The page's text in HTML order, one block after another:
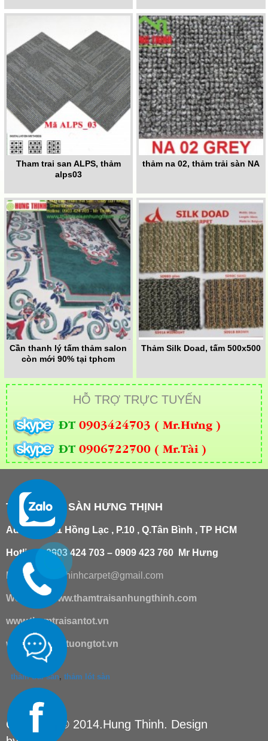
Tham trai san ALPS, thảm
alps03
thảm na 02, thảm trải sàn NA
Cần thanh lý tấm thảm salon
còn mới 90% tại tphcm
Thảm Silk Doad, tấm 500x500
HỖ TRỢ TRỰC TUYẾN
ĐT 0903424703 ( Mr.Hưng )
ĐT 0906722700 ( Mr.Tài )
THẢM TRẢI SÀN HƯNG THỊNH
Add : 181/21 Hồng Lạc , P.10 , Q.Tân Bình , TP HCM
Hotline : 0903 424 703 – 0909 423 760 Mr Hưng
Email : hungthinhcarpet@gmail.com
Website: www.thamtraisanhungthinh.com
www.thamtraisantot.vn
www.giaydantuongtot.vn
thảm trải sàn, thảm lót sàn
Copyright © 2014.Hung Thinh. Design